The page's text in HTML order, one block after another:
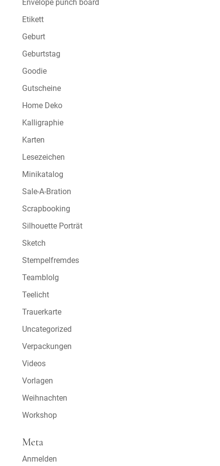
Envelope punch board
Etikett
Geburt
Geburtstag
Goodie
Gutscheine
Home Deko
Kalligraphie
Karten
Lesezeichen
Minikatalog
Sale-A-Bration
Scrapbooking
Silhouette Porträt
Sketch
Stempelfremdes
Teamblolg
Teelicht
Trauerkarte
Uncategorized
Verpackungen
Videos
Vorlagen
Weihnachten
Workshop
Meta
Anmelden